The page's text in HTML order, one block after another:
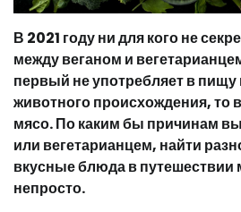
В 2021 году ни для кого не
между веганом и
первый не употребляет в пищу
животного происхождения, то
мясо. По каким бы причинам
или вегетарианцем, найти
вкусные блюда в путешествии
непросто.